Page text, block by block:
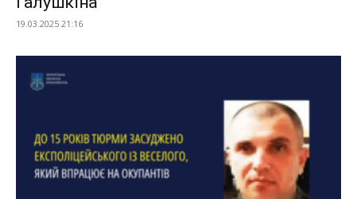
19.03.2025 21:16